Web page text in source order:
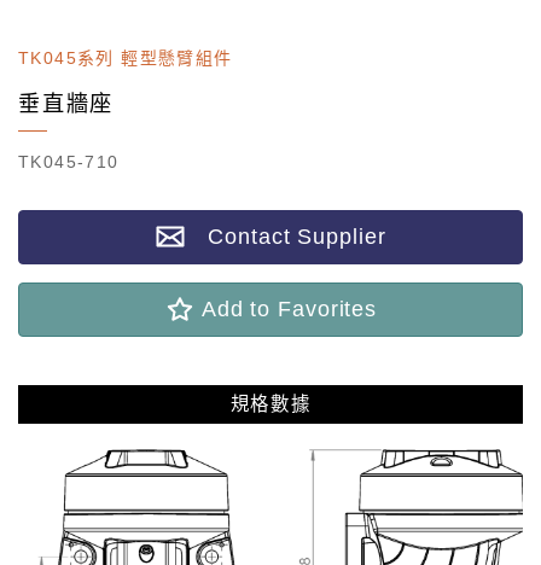
TK045系列 輕型懸臂組件
垂直牆座
TK045-710
Contact Supplier
Add to Favorites
規格數據